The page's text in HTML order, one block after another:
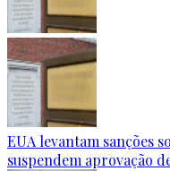
EUA levantam sanções
suspendem aprovação